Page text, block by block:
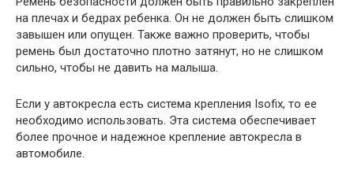
на плечах и бедрах ребенка. Он не должен быть слишком
завышен или опущен. Также важно проверить, чтобы
ремень был достаточно плотно затянут, но не слишком
сильно, чтобы не давить на малыша.
Если у автокресла есть система крепления Isofix, то ее
необходимо использовать. Эта система обеспечивает
более прочное и надежное крепление автокресла в
автомобиле.